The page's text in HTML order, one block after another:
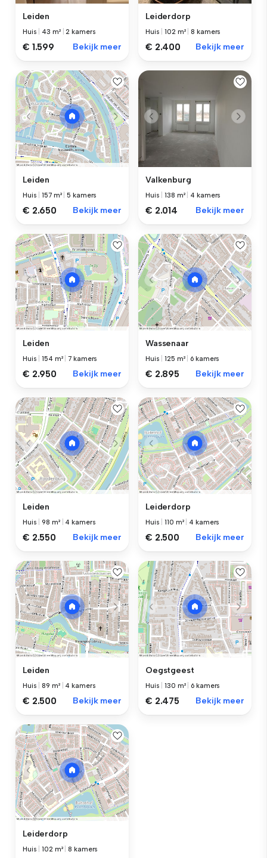
Leiden
Huis 43 m² |2 kamers
€ 1.599 Bekijk meer
Leiderdorp
Huis |102 m² |8 kamers
€ 2.400 Bekijk meer
Leiden
Huis |157 m² |5 kamers
€ 2.650 Bekijk meer
Valkenburg
Huis |138 m² 4 kamers
€ 2.014 Bekijk meer
Leiden
Huis |154 m² |7 kamers
€ 2.950 Bekijk meer
Wassenaar
Huis |125 m² 6 kamers
€ 2.895 Bekijk meer
Leiden
Huis |98 m² 4 kamers
€ 2.550 Bekijk meer
Leiderdorp
Huis |110 m² 4 kamers
€ 2.500 Bekijk meer
Leiden
Huis |89 m² 4 kamers
€ 2.500 Bekijk meer
Oegstgeest
Huis |130 m² 6 kamers
€ 2.475 Bekijk meer
Leiderdorp
Huis |102 m² |8 kamers